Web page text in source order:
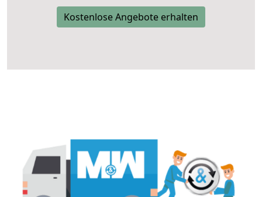
Kostenlose Angebote erhalten